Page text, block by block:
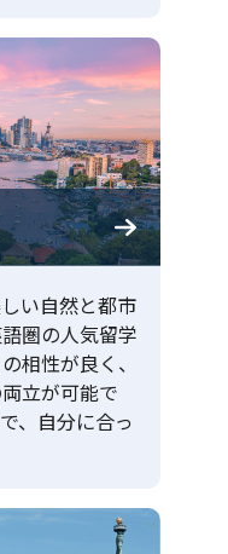
い自然と都市
圏の人気留学
相性が良く、
立が可能で
、自分に合っ